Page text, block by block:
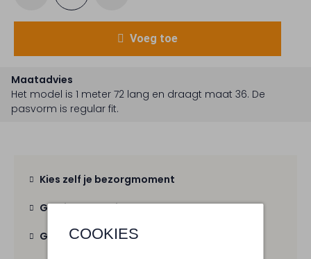
COOKIES
Voeg toe
Maatadvies
Het model is 1 meter 72 lang en draagt maat 36. De
pasvorm is regular fit.
Kies zelf je bezorgmoment
Gratis verzendingvanaf € 100,-
Gratis retourbinnen 30 dagen